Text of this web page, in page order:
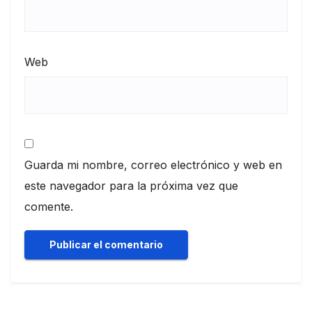
Web
Guarda mi nombre, correo electrónico y web en
este navegador para la próxima vez que
comente.